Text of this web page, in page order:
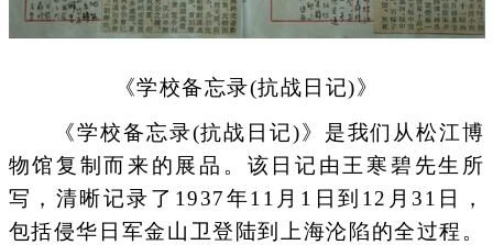
《学校备忘录(抗战日记)》
《学校备忘录(抗战日记)》是我们从松江博
物馆复制而来的展品。该日记由王寒碧先生所
写，清晰记录了1937年11月1日到12月31日，
包括侵华日军金山卫登陆到上海沦陷的全过程。